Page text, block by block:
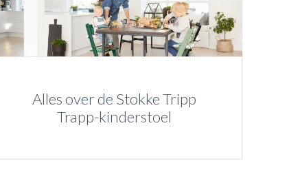
Alles over de Stokke Tripp
Trapp-kinderstoel